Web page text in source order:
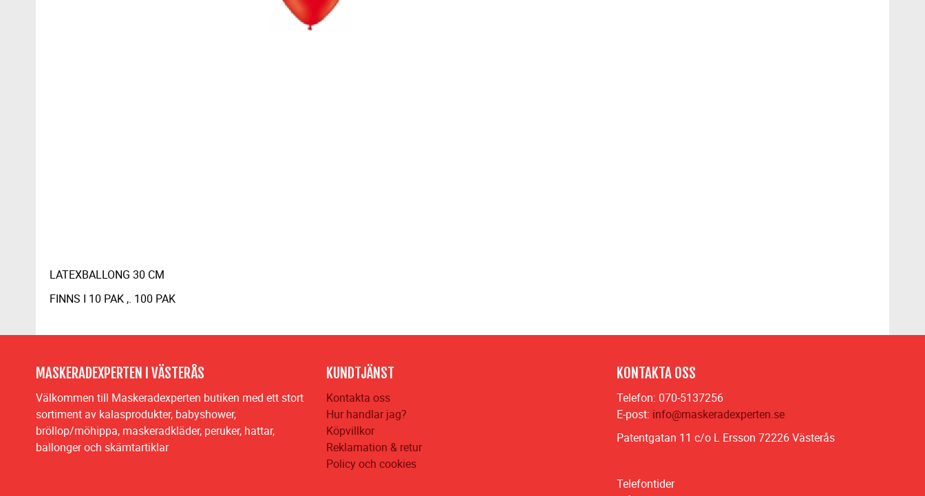
LATEXBALLONG 30 CM
FINNS I 10 PAK ,. 100 PAK
MASKERADEXPERTEN I VÄSTERÅS
Välkommen till Maskeradexperten butiken med ett stort
sortiment av kalasprodukter, babyshower,
bröllop/möhippa, maskeradkläder, peruker, hattar,
ballonger och skämtartiklar
KUNDTJÄNST
Kontakta oss
Hur handlar jag?
Köpvillkor
Reklamation & retur
Policy och cookies
KONTAKTA OSS
Telefon: 070-5137256
E-post: info@maskeradexperten.se
Patentgatan 11 c/o L Ersson 72226 Västerås
Telefontider